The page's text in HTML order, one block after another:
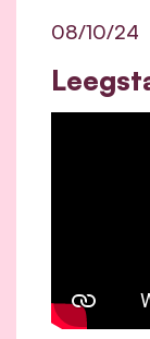
08/10/24